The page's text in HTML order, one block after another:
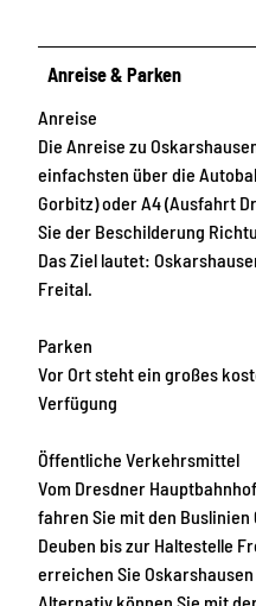
Anreise & Parken
Anreise
Die Anreise zu
einfachsten über die
Gorbitz) oder A4 (Ausfahrt
Sie der Beschilderung
Das Ziel lautet:
Freital.
Parken
Vor Ort steht ein großes
Verfügung
Öffentliche Verkehrsmittel
Vom Dresdner
fahren Sie mit den
Deuben bis zur Haltestelle
erreichen Sie